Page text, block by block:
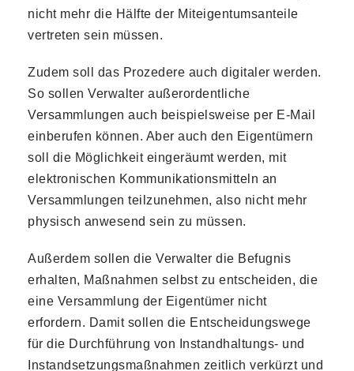
nicht mehr die Hälfte der Miteigentumsanteile
vertreten sein müssen.
Zudem soll das Prozedere auch digitaler werden.
So sollen Verwalter außerordentliche
Versammlungen auch beispielsweise per E-Mail
einberufen können. Aber auch den Eigentümern
soll die Möglichkeit eingeräumt werden, mit
elektronischen Kommunikationsmitteln an
Versammlungen teilzunehmen, also nicht mehr
physisch anwesend sein zu müssen.
Außerdem sollen die Verwalter die Befugnis
erhalten, Maßnahmen selbst zu entscheiden, die
eine Versammlung der Eigentümer nicht
erfordern. Damit sollen die Entscheidungswege
für die Durchführung von Instandhaltungs- und
Instandsetzungsmaßnahmen zeitlich verkürzt und